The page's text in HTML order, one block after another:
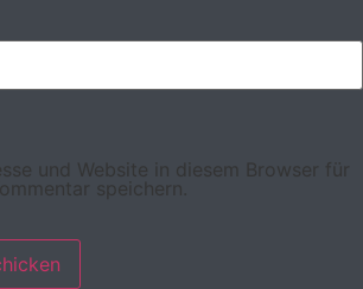
und Website in diesem Browser für
speichern.